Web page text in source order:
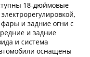
18-дюймовые
и задние огни с
и задние
и система
оснащены